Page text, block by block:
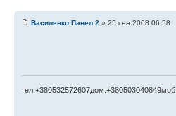
Василенко Павел 2 » 25 сен 2008 06:58
тел.+380532572607дом.+380503040849моб.